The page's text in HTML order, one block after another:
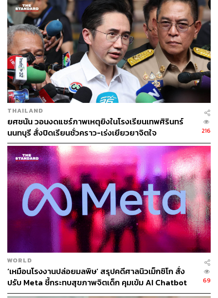
THAILAND
ยศชนัน วอนงดแชร์ภาพเหตุยิงในโรงเรียนเทพศิรินทร์
นนทบุรี สั่งปิดเรียนชั่วคราว-เร่งเยียวยาจิตใจ
216
WORLD
‘เหมือนโรงงานปล่อยมลพิษ’ สรุปคดีศาลนิวเม็กซิโก สั่ง
ปรับ Meta ชี้กระทบสุขภาพจิตเด็ก คุมเข้ม AI Chatbot
69